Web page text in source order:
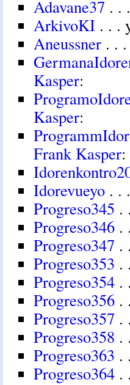
Adavane37 . .
ArkivoKI. . .
Aneussner. . .
Kasper:
Kasper:
Frank Kasper:
Idorevueyo. .
Progreso345 .
Progreso346.
Progreso347 .
Progreso353 .
Progreso354.
Progreso356.
Progreso357 .
Progreso358 .
Progreso363 .
Progreso364.